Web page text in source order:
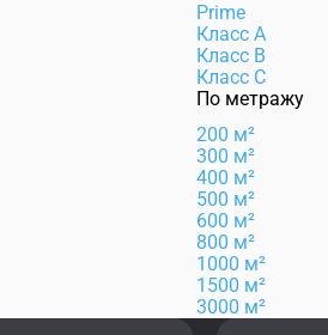
Prime
Класс А
Класс B
Класс C
По метражу
200 м²
300 м²
400 м²
500 м²
600 м²
800 м²
1000 м²
1500 м²
3000 м²